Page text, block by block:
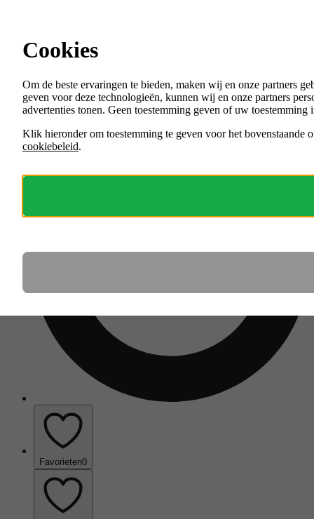
Menu
VACATURES
ORGANISATIES
Favorieten0
Cookies
Om de beste ervaringen te bieden, maken wij en onze partners
geven voor deze technologieën, kunnen wij en onze partners
advertenties tonen. Geen toestemming geven of uw
Klik hieronder om toestemming te geven voor het bovenstaande
cookiebeleid.